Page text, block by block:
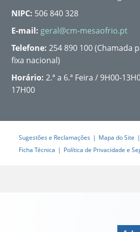
NIPC: 506 840 328
E-mail: geral@cm-mesaofrio.pt
Telefone: 254 890 100 (Chamada
fixa nacional)
Horário:2.ª a 6.ª Feira / 9H00-
17H00
Sugestões e Reclamações Mapa do Site
Ficha Técnica
Política de Privacidade e